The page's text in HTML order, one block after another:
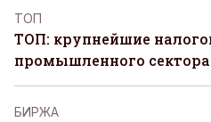
ТОП
ТОП: крупнейшие
промышленного сектора
БИРЖА